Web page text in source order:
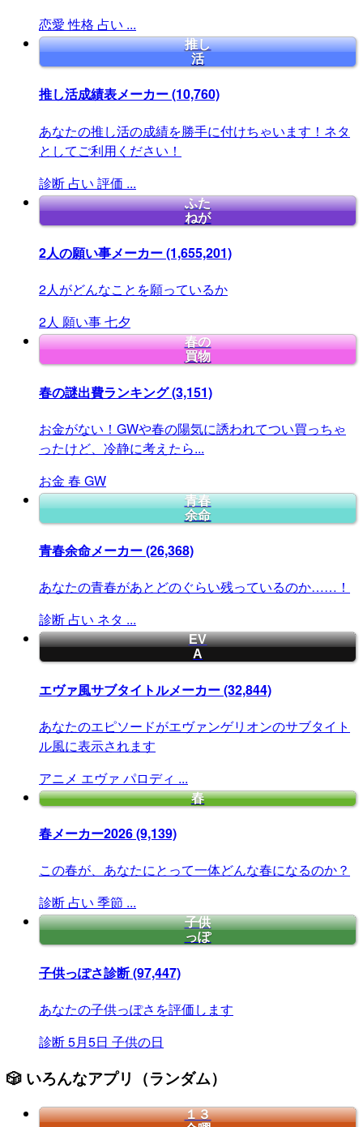
恋愛 性格 占い ...
推し
活
推し活成績表メーカー(10,760)
あなたの推し活の成績を勝手に付けちゃいます！ネタ
としてご利用ください！
診断 占い 評価 ...
ふた
ねが
2人の願い事メーカー(1,655,201)
2人がどんなことを願っているか
2人 願い事七夕
春の
買物
春の謎出費ランキング(3,151)
お金がない！GWや春の陽気に誘われてつい買っちゃ
ったけど、冷静に考えたら...
お金 春 GW
青春
余命
青春余命メーカー(26,368)
あなたの青春があとどのぐらい残っているのか……！
診断 占い ネタ ...
EV
A
エヴァ風サブタイトルメーカー(32,844)
あなたのエピソードがエヴァンゲリオンのサブタイト
ル風に表示されます
アニメ エヴァ パロディ ...
春
春メーカー2026(9,139)
この春が、あなたにとって一体どんな春になるのか？
診断 占い 季節 ...
子供
っぽ
子供っぽさ診断(97,447)
あなたの子供っぽさを評価します
診断5月5日 子供の日
🎲 いろんなアプリ（ランダム）
１３